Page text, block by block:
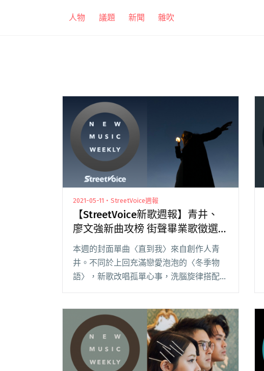
人物 議題 新聞 雜吹
2021-05-11・StreetVoice週報
【StreetVoice新歌週報】青井、
廖文強新曲攻榜 街聲畢業歌徵選
開跑
本週的封面單曲〈直到我〉來自創作人青
井。不同於上回充滿戀愛泡泡的〈冬季物
語〉，新歌改唱孤單心事，洗腦旋律搭配情
感外放的演唱，在站上獲得不錯點聽。除上
Yin Yang 的〈思念〉也持續固守即時榜。
月底《閱讀全文 "【StreetVoice新歌週報】
青井、廖文強新曲攻榜 街聲畢業歌徵選開
跑"